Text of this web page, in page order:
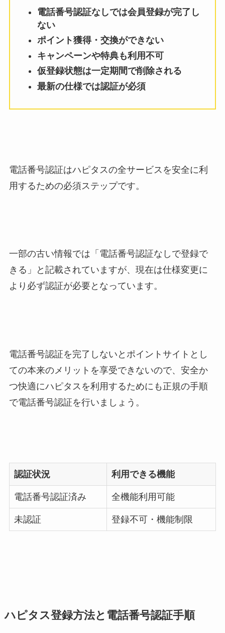
電話番号認証なしでは会員登録が完了し
ない
ポイント獲得・交換ができない
キャンペーンや特典も利用不可
仮登録状態は一定期間で削除される
最新の仕様では認証が必須
電話番号認証はハピタスの全サービスを安全に利
用するための必須ステップです。
一部の古い情報では「電話番号認証なしで登録で
きる」と記載されていますが、現在は仕様変更に
より必ず認証が必要となっています。
電話番号認証を完了しないとポイントサイトとし
ての本来のメリットを享受できないので、安全か
つ快適にハピタスを利用するためにも正規の手順
で電話番号認証を行いましょう。
認証状況 利用できる機能
電話番号認証済み 全機能利用可能
未認証 登録不可・機能制限
ハピタス登録方法と電話番号認証手順